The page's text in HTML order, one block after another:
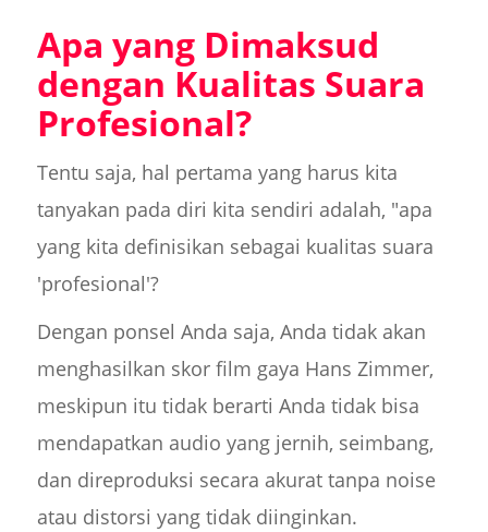
Apa yang Dimaksud
dengan Kualitas Suara
Profesional?
Tentu saja, hal pertama yang harus kita
tanyakan pada diri kita sendiri adalah, "apa
yang kita definisikan sebagai kualitas suara
'profesional'?
Dengan ponsel Anda saja, Anda tidak akan
menghasilkan skor film gaya Hans Zimmer,
meskipun itu tidak berarti Anda tidak bisa
mendapatkan audio yang jernih, seimbang,
dan direproduksi secara akurat tanpa noise
atau distorsi yang tidak diinginkan.